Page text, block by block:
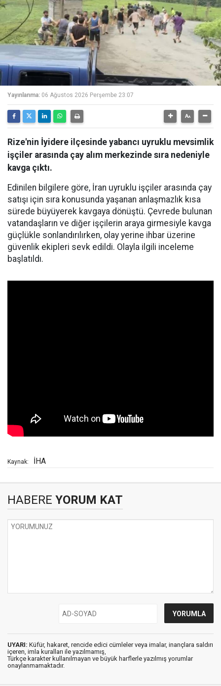
Yayınlanma: 06 Ağustos 2026 Perşembe 23:07
Rize'nin İyidere ilçesinde yabancı uyruklu mevsimlik
işçiler arasında çay alım merkezinde sıra nedeniyle
kavga çıktı.
Edinilen bilgilere göre, İran uyruklu işçiler arasında çay
satışı için sıra konusunda yaşanan anlaşmazlık kısa
sürede büyüyerek kavgaya dönüştü. Çevrede bulunan
vatandaşların ve diğer işçilerin araya girmesiyle kavga
güçlükle sonlandırılırken, olay yerine ihbar üzerine
güvenlik ekipleri sevk edildi. Olayla ilgili inceleme
başlatıldı.
Kaynak: İHA
HABERE YORUM KAT
UYARI: Küfür, hakaret, rencide edici cümleler veya imalar, inançlara saldırı
içeren, imla kuralları ile yazılmamış,
Türkçe karakter kullanılmayan ve büyük harflerle yazılmış yorumlar
onaylanmamaktadır.